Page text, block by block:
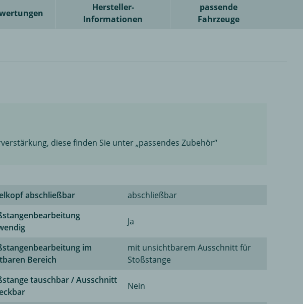
Hersteller-
Informationen
passende
Fahrzeuge
diese finden Sie unter „passendes Zubehör“
abschließbar
abschließbar
Ja
im
Bereich
mit unsichtbarem Ausschnitt für
Stoßstange
tauschbar / Ausschnitt
Nein